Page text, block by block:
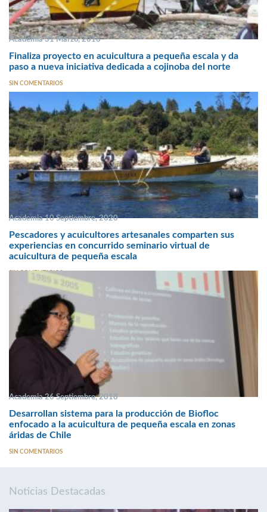
Academia 31 Marzo, 2016
Finaliza proyecto en acuicultura a pequeña escala y da
paso a nueva iniciativa dedicada a cojinoba del norte
SIN COMENTARIOS
Academia 10 Septiembre, 2020
Pescadores y acuicultores artesanales comparten sus
experiencias en concurrido seminario virtual de
acuicultura de pequeña escala
SIN COMENTARIOS
Academia 26 Septiembre, 2018
Desarrollan sistema para la producción de Biofloc
enfocado a la acuicultura de pequeña escala en zonas
áridas de Chile
SIN COMENTARIOS
Noticias Destacadas